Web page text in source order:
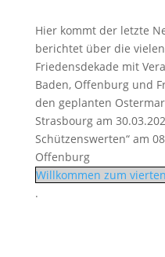
Hier kommt der letzte
berichtet über die
Friedensdekade mit
Baden, Offenburg und
den geplanten
Strasbourg am
Schützenswerten“ am
Offenburg
Willkommen zum
.